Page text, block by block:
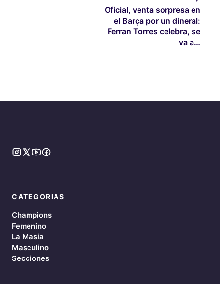
Oficial, venta sorpresa en
el Barça por un dineral:
Ferran Torres celebra, se
va a…
CATEGORIAS
Champions
Femenino
La Masia
Masculino
Secciones